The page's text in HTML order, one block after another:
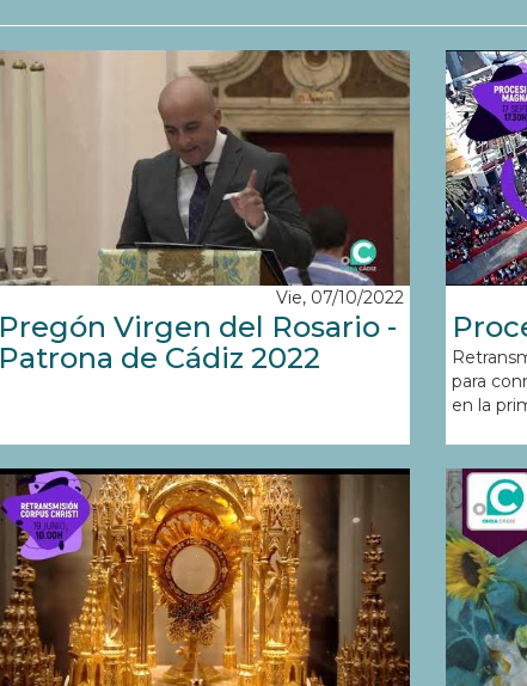
Vie, 07/10/2022
Pregón Virgen del Rosario -
Patrona de Cádiz 2022
para
en la